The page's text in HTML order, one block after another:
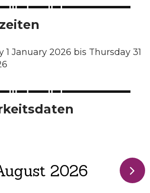
1 January 2026 bis Thursday 31
2026